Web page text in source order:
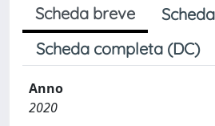
Scheda breve
Scheda completa (DC)
Anno
2020